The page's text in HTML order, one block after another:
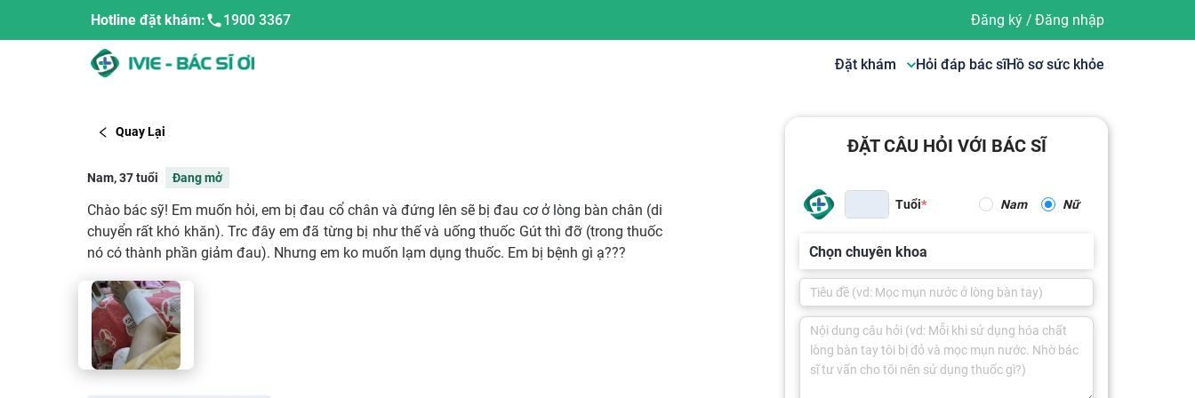
Hotline đặt khám: 1900 3367 Đăng ký/ Đăng nhập
Đặt khám Hỏi đáp bác sĩHồ sơ sức khỏe
Quay Lại
Nam, 37 tuổi Đang mở
Chào bác sỹ! Em muốn hỏi, em bị đau cổ chân và đứng lên sẽ bị đau cơ ở lòng bàn chân (di
chuyển rất khó khăn). Trc đây em đã từng bị như thế và uống thuốc Gút thì đỡ (trong thuốc
nó có thành phần giảm đau). Nhưng em ko muốn lạm dụng thuốc. Em bị bệnh gì ạ???
ĐẶT CÂU HỎI VỚI BÁC SĨ
Tuổi Nam Nữ
Chọn chuyên khoa